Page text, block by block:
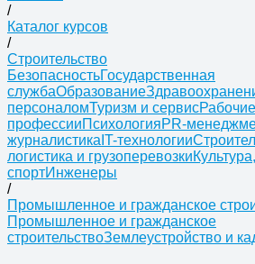
/
Каталог курсов
/
Строительство
БезопасностьГосударственная
службаОбразование
персоналомТуризм и сервисРабочие
профессииПсихологияPR-
журналистика IT-технологии
логистика и грузоперевозки
спортИнженеры
/
Промышленное и гражданское
Промышленное и гражданское
строительствоЗемлеустройство и